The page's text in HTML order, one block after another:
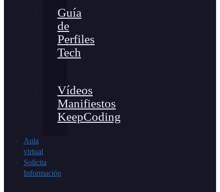
Guía
de
Perfiles
Tech
Vídeos
Manifiestos
KeepCoding
Aula
virtual
Solicita
Información